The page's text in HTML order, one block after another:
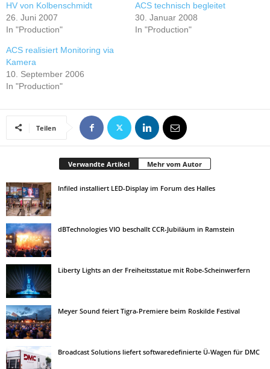
HV von Kolbenschmidt
26. Juni 2007
In "Production"
ACS technisch begleitet
30. Januar 2008
In "Production"
ACS realisiert Monitoring via
Kamera
10. September 2006
In "Production"
Teilen
Verwandte Artikel Mehr vom Autor
Infiled installiert LED-Display im Forum des Halles
dBTechnologies VIO beschallt CCR-Jubiläum in Ramstein
Liberty Lights an der Freiheitsstatue mit Robe-Scheinwerfern
Meyer Sound feiert Tigra-Premiere beim Roskilde Festival
Broadcast Solutions liefert softwaredefinierte Ü-Wagen für DMC